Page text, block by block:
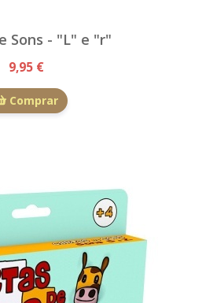
Sons - "L" e "r"
9,95 €
Comprar